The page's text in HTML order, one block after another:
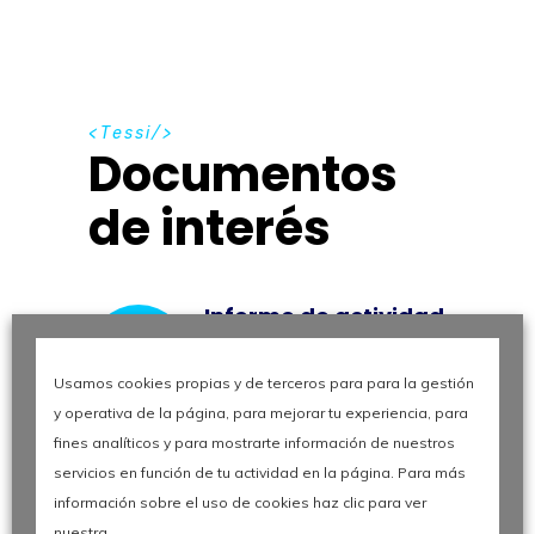
Tessi
Documentos
de interés
Informe de actividad
2019
El 2019 fue un año
intenso para nuestro
Grupo, y terminó con
la adquisición de
ADM Value,
Usamos cookies propias y de terceros para para la gestión
y operativa de la página, para mejorar tu experiencia, para
fines analíticos y para mostrarte información de nuestros
servicios en función de tu actividad en la página. Para más
información sobre el uso de cookies haz clic para ver